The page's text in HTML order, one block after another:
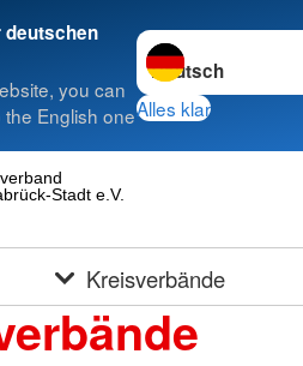
deutschen
you can
English one
Sprache wechseln
Alles klar
Stadt e.V.
Kreisverbände